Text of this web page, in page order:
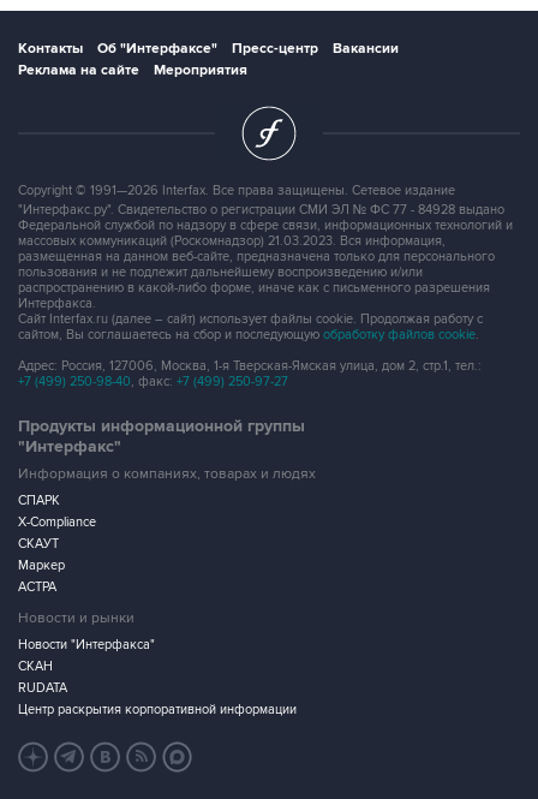
Контакты Об "Интерфаксе" Пресс-центр
Вакансии
Реклама на сайте
Мероприятия
Copyright © 1991—2026 Interfax. Все права защищены. Сетевое издание
"Интерфакс.ру". Свидетельство о регистрации СМИ ЭЛ № ФС 77 - 84928 выдано
Федеральной службой по надзору в сфере связи, информационных технологий и
массовых коммуникаций (Роскомнадзор) 21.03.2023. Вся информация,
размещенная на данном веб-сайте, предназначена только для персонального
пользования и не подлежит дальнейшему воспроизведению и/или
распространению в какой-либо форме, иначе как с письменного разрешения
Интерфакса.
Сайт Interfax.ru (далее – сайт) использует файлы cookie. Продолжая работу с
сайтом, Вы соглашаетесь на сбор и последующую обработку файлов cookie.
Адрес: Россия, 127006, Москва, 1-я Тверская-Ямская улица, дом 2, стр.1, тел.:
+7 (499) 250-98-40, факс: +7 (499) 250-97-27
Продукты информационной группы
"Интерфакс"
Информация о компаниях, товарах и людях
СПАРК
X-Compliance
СКАУТ
Маркер
АСТРА
Новости и рынки
Новости "Интерфакса"
СКАН
RUDATA
Центр раскрытия корпоративной информации